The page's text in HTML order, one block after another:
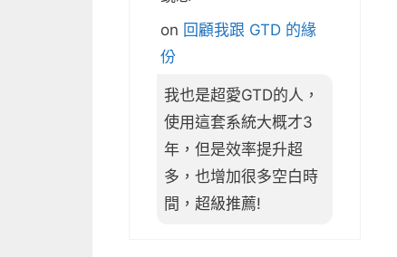
on 回顧我跟 GTD 的緣
份
我也是超愛GTD的人，
使用這套系統大概才3
年，但是效率提升超
多，也增加很多空白時
間，超級推薦!